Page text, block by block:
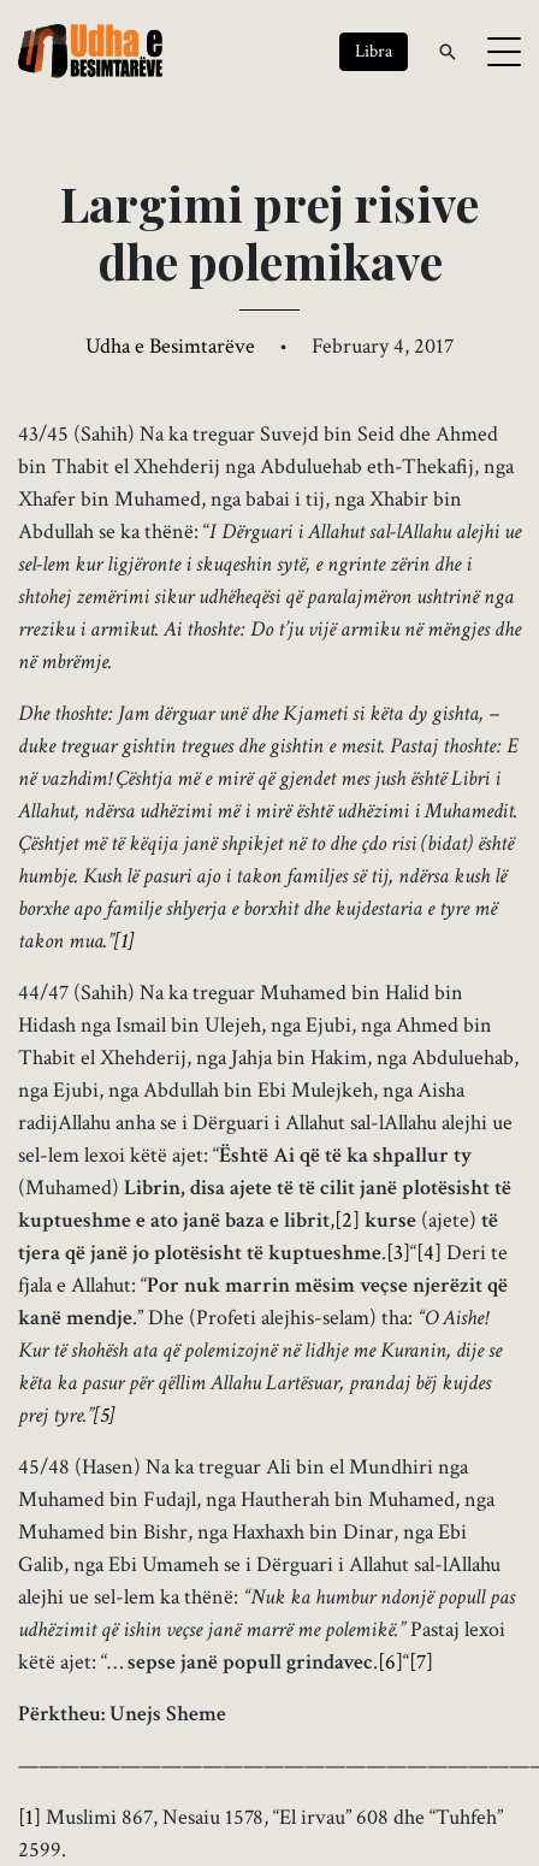
Libra
Largimi prej risive
dhepolemikave
Udha e Besimtarëve • February 4, 2017
43/45 (Sahih) Na ka treguar Suvejd bin Seid dhe Ahmed
bin Thabit el Xhehderij nga Abduluehab eth-Thekafij, nga
Xhafer bin Muhamed, nga babai i tij, nga Xhabir bin
Abdullah se ka thënë: “I Dërguari i Allahut sal-lAllahu alejhi ue
sel-lem kur ligjëronte i skuqeshin sytë, e ngrinte zërin dhe i
shtohej zemërimi sikur udhëheqësi që paralajmëron ushtrinë nga
rreziku i armikut. Ai thoshte: Do t’ju vijë armiku në mëngjes dhe
në mbrëmje.
Dhe thoshte: Jam dërguar unë dhe Kjameti si këta dy gishta, –
duke treguar gishtin tregues dhe gishtin e mesit. Pastaj thoshte: E
në vazhdim! Çështja më e mirë që gjendet mes jush është Libri i
Allahut, ndërsa udhëzimi më i mirë është udhëzimi i Muhamedit.
Çështjet më të këqija janë shpikjet në to dhe çdo risi (bidat) është
humbje. Kush lë pasuri ajo i takon familjes së tij, ndërsa kush lë
borxhe apo familje shlyerja e borxhit dhe kujdestaria e tyre më
takon mua.”[1]
44/47 (Sahih) Na ka treguar Muhamed bin Halid bin
Hidash nga Ismail bin Ulejeh, nga Ejubi, nga Ahmed bin
Thabit el Xhehderij, nga Jahja bin Hakim, nga Abduluehab,
nga Ejubi, nga Abdullah bin Ebi Mulejkeh, nga Aisha
radijAllahu anha se i Dërguari i Allahut sal-lAllahu alejhi ue
sel-lem lexoi këtë ajet: “Është Ai që të ka shpallur ty
(Muhamed) Librin, disa ajete të të cilit janë plotësisht të
kuptueshme e ato janë baza e librit,[2] kurse (ajete) të
tjera që janë jo plotësisht të kuptueshme.[3]“[4] Deri te
fjala e Allahut: “Por nuk marrin mësim veçse njerëzit që
kanë mendje.” Dhe (Profeti alejhis-selam) tha: “O Aishe!
Kur të shohësh ata që polemizojnë në lidhje me Kuranin, dije se
këta ka pasur për qëllim Allahu Lartësuar, prandaj bëj kujdes
prej tyre.”[5]
45/48 (Hasen) Na ka treguar Ali bin el Mundhiri nga
Muhamed bin Fudajl, nga Hautherah bin Muhamed, nga
Muhamed bin Bishr, nga Haxhaxh bin Dinar, nga Ebi
Galib, nga Ebi Umameh se i Dërguari i Allahut sal-lAllahu
alejhi ue sel-lem ka thënë: “Nuk ka humbur ndonjë popull pas
udhëzimit që ishin veçse janë marrë me polemikë.”Pastaj lexoi
këtë ajet: “…sepse janë popull grindavec.[6]“[7]
Përktheu: Unejs Sheme
[1] Muslimi 867, Nesaiu 1578, “El irvau” 608 dhe “Tuhfeh”
2599.